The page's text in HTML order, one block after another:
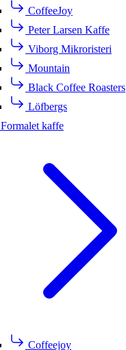
CoffeeJoy
Peter Larsen Kaffe
Viborg Mikroristeri
Mountain
Black Coffee Roasters
Löfbergs
Formalet kaffe
Coffeejoy